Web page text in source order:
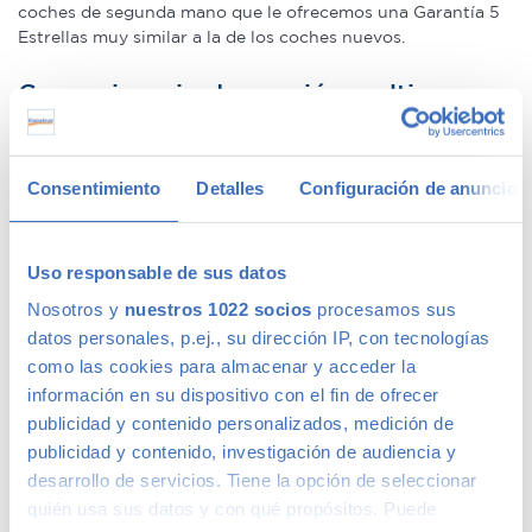
Consentimiento Detalles Configuración de anuncios
Uso responsable de sus datos
Nosotros y nuestros 1022 socios procesamos sus
datos personales, p.ej., su dirección IP, con tecnologías
como las cookies para almacenar y acceder la
información en su dispositivo con el fin de ofrecer
publicidad y contenido personalizados, medición de
publicidad y contenido, investigación de audiencia y
desarrollo de servicios. Tiene la opción de seleccionar
quién usa sus datos y con qué propósitos. Puede
coches de segunda mano que le ofrecemos una Garantía 5
Estrellas muy similar a la de los coches nuevos.
Concesionario de ocasión multimarca
grande de Madrid, disponemos de una gran variedad de
marcas y modelos. Encuentra el vehículo de segunda mano
relación calidad-precio. O si lo prefieres, ven a vernos y te
Calidad Canalcar
Compra con total tranquilidad, sólo 1 de cada 4 coches
acaba siendo un coche Canalcar. Saber más